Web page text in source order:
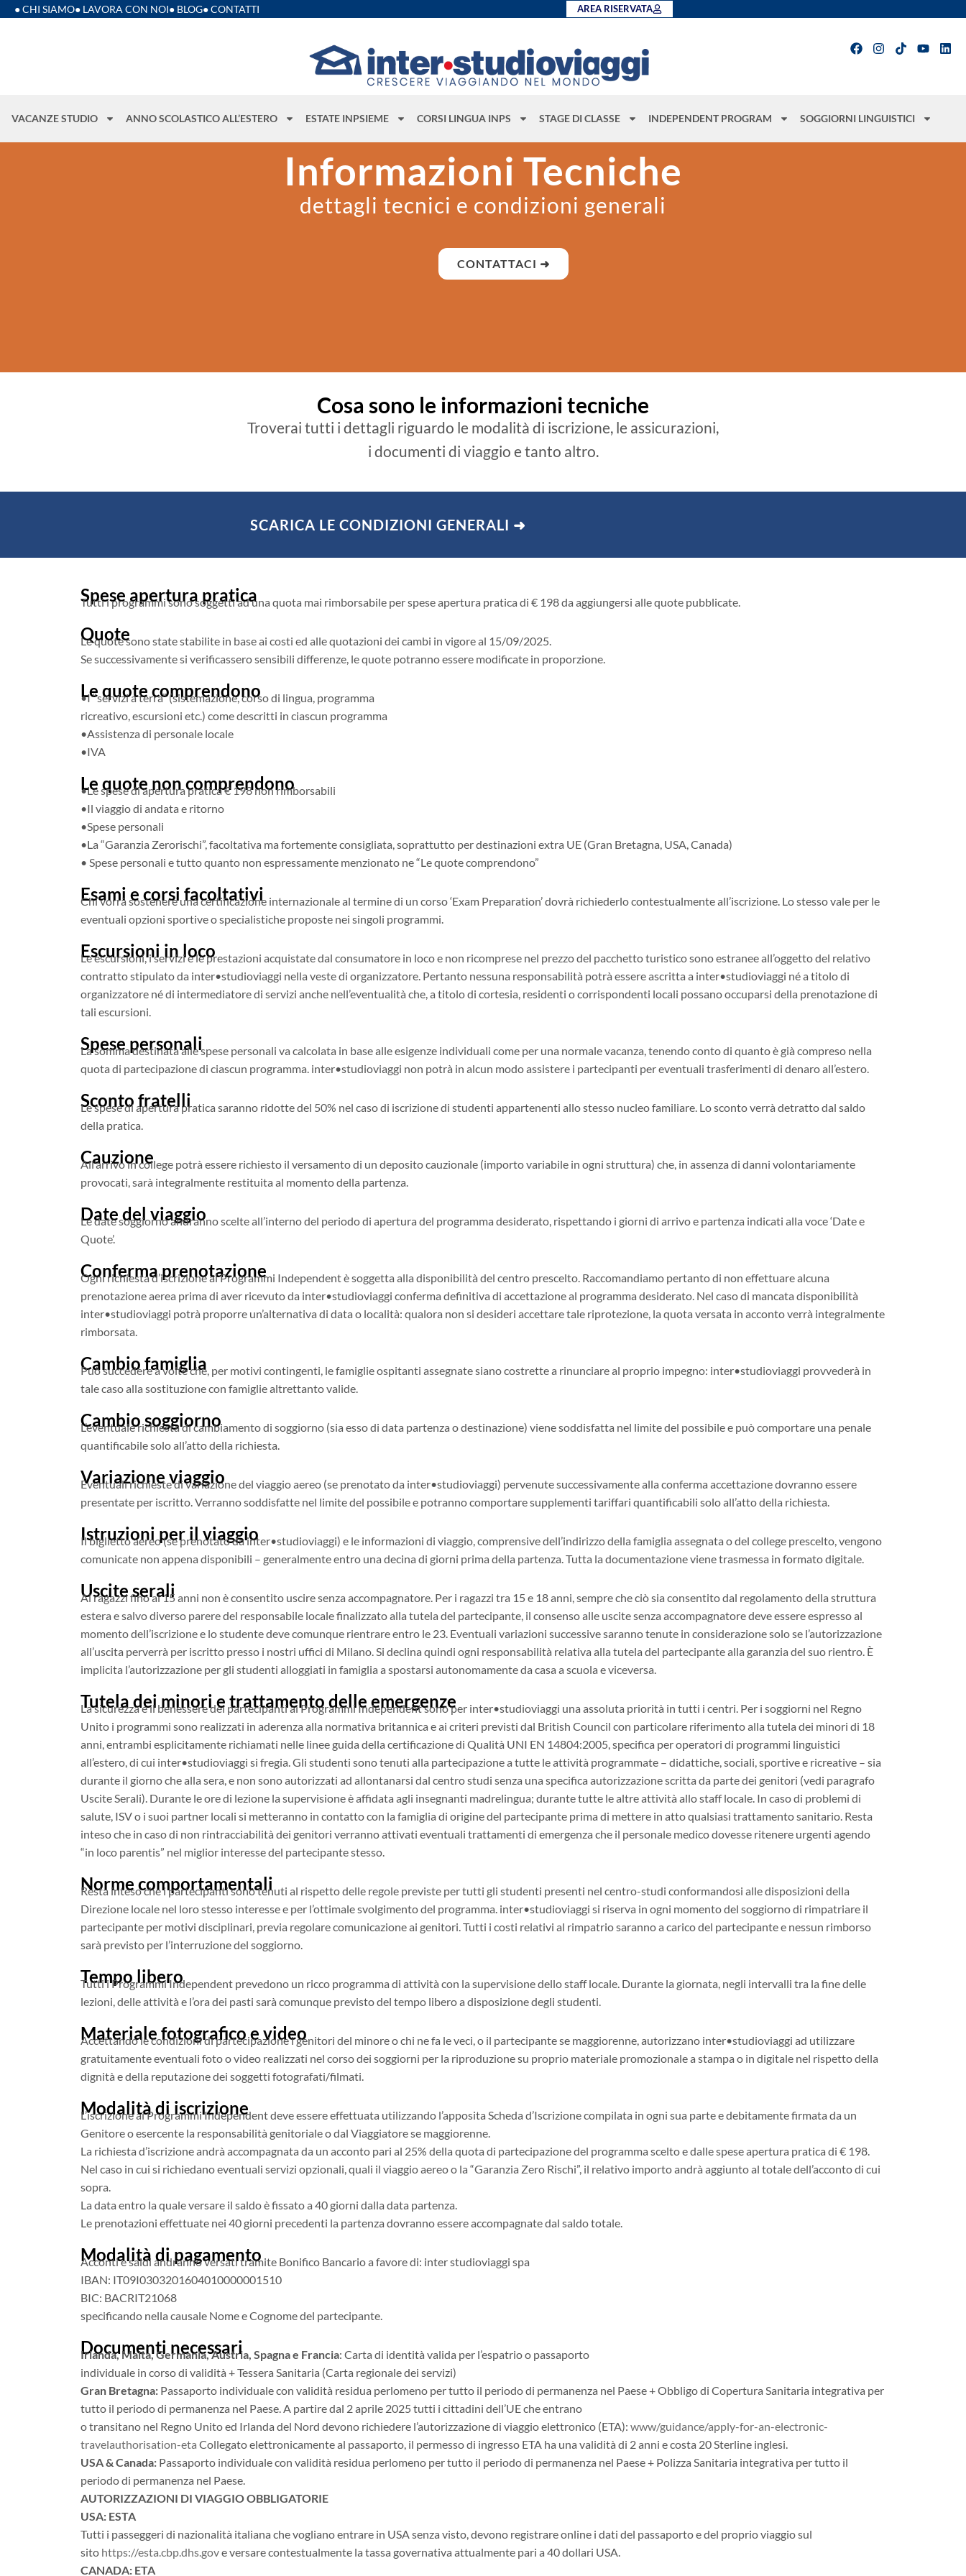
● CHI SIAMO● LAVORA CON NOI● BLOG● CONTATTI AREA RISERVATA
VACANZE STUDIO ANNO SCOLASTICO ALL’ESTERO ESTATE INPSIEME CORSI LINGUA INPS STAGE DI CLASSE INDEPENDENT PROGRAM SOGGIORNI LINGUISTICI
Informazioni Tecniche
dettagli tecnici e condizioni generali
CONTATTACI ➜
Cosa sono le informazioni tecniche
Troverai tutti i dettagli riguardo le modalità di iscrizione, le assicurazioni,
i documenti di viaggio e tanto altro.
SCARICA LE CONDIZIONI GENERALI ➜
Spese apertura pratica
Tutti i programmi sono soggetti ad una quota mai rimborsabile per spese apertura pratica di € 198 da aggiungersi alle quote pubblicate.
Quote
Le quote sono state stabilite in base ai costi ed alle quotazioni dei cambi in vigore al 15/09/2025.
Se successivamente si verificassero sensibili differenze, le quote potranno essere modificate in proporzione.
Le quote comprendono
•I “servizi a terra” (sistemazione, corso di lingua, programma
ricreativo, escursioni etc.) come descritti in ciascun programma
•Assistenza di personale locale
•IVA
Le quote non comprendono
•Le spese di apertura pratica € 198 non rimborsabili
•Il viaggio di andata e ritorno
•Spese personali
•La “Garanzia Zerorischi”, facoltativa ma fortemente consigliata, soprattutto per destinazioni extra UE (Gran Bretagna, USA, Canada)
• Spese personali e tutto quanto non espressamente menzionato ne “Le quote comprendono”
Esami e corsi facoltativi
Chi vorrà sostenere una certificazione internazionale al termine di un corso ‘Exam Preparation’ dovrà richiederlo contestualmente all’iscrizione. Lo stesso vale per le
eventuali opzioni sportive o specialistiche proposte nei singoli programmi.
Escursioni in loco
Le escursioni, i servizi e le prestazioni acquistate dal consumatore in loco e non ricomprese nel prezzo del pacchetto turistico sono estranee all’oggetto del relativo
contratto stipulato da inter•studioviaggi nella veste di organizzatore. Pertanto nessuna responsabilità potrà essere ascritta a inter•studioviaggi né a titolo di
organizzatore né di intermediatore di servizi anche nell’eventualità che, a titolo di cortesia, residenti o corrispondenti locali possano occuparsi della prenotazione di
tali escursioni.
Spese personali
La somma destinata alle spese personali va calcolata in base alle esigenze individuali come per una normale vacanza, tenendo conto di quanto è già compreso nella
quota di partecipazione di ciascun programma. inter•studioviaggi non potrà in alcun modo assistere i partecipanti per eventuali trasferimenti di denaro all’estero.
Sconto fratelli
Le spese di apertura pratica saranno ridotte del 50% nel caso di iscrizione di studenti appartenenti allo stesso nucleo familiare. Lo sconto verrà detratto dal saldo
della pratica.
Cauzione
All’arrivo in college potrà essere richiesto il versamento di un deposito cauzionale (importo variabile in ogni struttura) che, in assenza di danni volontariamente
provocati, sarà integralmente restituita al momento della partenza.
Date del viaggio
Le date soggiorno andranno scelte all’interno del periodo di apertura del programma desiderato, rispettando i giorni di arrivo e partenza indicati alla voce ‘Date e
Quote’.
Conferma prenotazione
Ogni richiesta d’iscrizione ai Programmi Independent è soggetta alla disponibilità del centro prescelto. Raccomandiamo pertanto di non effettuare alcuna
prenotazione aerea prima di aver ricevuto da inter•studioviaggi conferma definitiva di accettazione al programma desiderato. Nel caso di mancata disponibilità
inter•studioviaggi potrà proporre un’alternativa di data o località: qualora non si desideri accettare tale riprotezione, la quota versata in acconto verrà integralmente
rimborsata.
Cambio famiglia
Può succedere a volte che, per motivi contingenti, le famiglie ospitanti assegnate siano costrette a rinunciare al proprio impegno: inter•studioviaggi provvederà in
tale caso alla sostituzione con famiglie altrettanto valide.
Cambio soggiorno
L’eventuale richiesta di cambiamento di soggiorno (sia esso di data partenza o destinazione) viene soddisfatta nel limite del possibile e può comportare una penale
quantificabile solo all’atto della richiesta.
Variazione viaggio
Eventuali richieste di variazione del viaggio aereo (se prenotato da inter•studioviaggi) pervenute successivamente alla conferma accettazione dovranno essere
presentate per iscritto. Verranno soddisfatte nel limite del possibile e potranno comportare supplementi tariffari quantificabili solo all’atto della richiesta.
Istruzioni per il viaggio
Il biglietto aereo (se prenotato da inter•studioviaggi) e le informazioni di viaggio, comprensive dell’indirizzo della famiglia assegnata o del college prescelto, vengono
comunicate non appena disponibili – generalmente entro una decina di giorni prima della partenza. Tutta la documentazione viene trasmessa in formato digitale.
Uscite serali
Ai ragazzi fino ai 15 anni non è consentito uscire senza accompagnatore. Per i ragazzi tra 15 e 18 anni, sempre che ciò sia consentito dal regolamento della struttura
estera e salvo diverso parere del responsabile locale finalizzato alla tutela del partecipante, il consenso alle uscite senza accompagnatore deve essere espresso al
momento dell’iscrizione e lo studente deve comunque rientrare entro le 23. Eventuali variazioni successive saranno tenute in considerazione solo se l’autorizzazione
all’uscita perverrà per iscritto presso i nostri uffici di Milano. Si declina quindi ogni responsabilità relativa alla tutela del partecipante alla garanzia del suo rientro. È
implicita l’autorizzazione per gli studenti alloggiati in famiglia a spostarsi autonomamente da casa a scuola e viceversa.
Tutela dei minori e trattamento delle emergenze
La sicurezza e il benessere dei partecipanti ai Programmi Independent sono per inter•studioviaggi una assoluta priorità in tutti i centri. Per i soggiorni nel Regno
Unito i programmi sono realizzati in aderenza alla normativa britannica e ai criteri previsti dal British Council con particolare riferimento alla tutela dei minori di 18
anni, entrambi esplicitamente richiamati nelle linee guida della certificazione di Qualità UNI EN 14804:2005, specifica per operatori di programmi linguistici
all’estero, di cui inter•studioviaggi si fregia. Gli studenti sono tenuti alla partecipazione a tutte le attività programmate – didattiche, sociali, sportive e ricreative – sia
durante il giorno che alla sera, e non sono autorizzati ad allontanarsi dal centro studi senza una specifica autorizzazione scritta da parte dei genitori (vedi paragrafo
Uscite Serali). Durante le ore di lezione la supervisione è affidata agli insegnanti madrelingua; durante tutte le altre attività allo staff locale. In caso di problemi di
salute, ISV o i suoi partner locali si metteranno in contatto con la famiglia di origine del partecipante prima di mettere in atto qualsiasi trattamento sanitario. Resta
inteso che in caso di non rintracciabilità dei genitori verranno attivati eventuali trattamenti di emergenza che il personale medico dovesse ritenere urgenti agendo
“in loco parentis” nel miglior interesse del partecipante stesso.
Norme comportamentali
Resta inteso che i partecipanti sono tenuti al rispetto delle regole previste per tutti gli studenti presenti nel centro-studi conformandosi alle disposizioni della
Direzione locale nel loro stesso interesse e per l’ottimale svolgimento del programma. inter•studioviaggi si riserva in ogni momento del soggiorno di rimpatriare il
partecipante per motivi disciplinari, previa regolare comunicazione ai genitori. Tutti i costi relativi al rimpatrio saranno a carico del partecipante e nessun rimborso
sarà previsto per l’interruzione del soggiorno.
Tempo libero
Tutti i Programmi Independent prevedono un ricco programma di attività con la supervisione dello staff locale. Durante la giornata, negli intervalli tra la fine delle
lezioni, delle attività e l’ora dei pasti sarà comunque previsto del tempo libero a disposizione degli studenti.
Materiale fotografico e video
Accettando le condizioni di partecipazione i genitori del minore o chi ne fa le veci, o il partecipante se maggiorenne, autorizzano inter•studioviaggi ad utilizzare
gratuitamente eventuali foto o video realizzati nel corso dei soggiorni per la riproduzione su proprio materiale promozionale a stampa o in digitale nel rispetto della
dignità e della reputazione dei soggetti fotografati/filmati.
Modalità di iscrizione
L’iscrizione ai Programmi Independent deve essere effettuata utilizzando l’apposita Scheda d’Iscrizione compilata in ogni sua parte e debitamente firmata da un
Genitore o esercente la responsabilità genitoriale o dal Viaggiatore se maggiorenne.
La richiesta d’iscrizione andrà accompagnata da un acconto pari al 25% della quota di partecipazione del programma scelto e dalle spese apertura pratica di € 198.
Nel caso in cui si richiedano eventuali servizi opzionali, quali il viaggio aereo o la “Garanzia Zero Rischi”, il relativo importo andrà aggiunto al totale dell’acconto di cui
sopra.
La data entro la quale versare il saldo è fissato a 40 giorni dalla data partenza.
Le prenotazioni effettuate nei 40 giorni precedenti la partenza dovranno essere accompagnate dal saldo totale.
Modalità di pagamento
Acconti e saldi andranno versati tramite Bonifico Bancario a favore di: inter studioviaggi spa
IBAN: IT09I0303201604010000001510
BIC: BACRIT21068
specificando nella causale Nome e Cognome del partecipante.
Documenti necessari
Irlanda, Malta, Germania, Austria, Spagna e Francia: Carta di identità valida per l’espatrio o passaporto
individuale in corso di validità + Tessera Sanitaria (Carta regionale dei servizi)
Gran Bretagna: Passaporto individuale con validità residua perlomeno per tutto il periodo di permanenza nel Paese + Obbligo di Copertura Sanitaria integrativa per
tutto il periodo di permanenza nel Paese. A partire dal 2 aprile 2025 tutti i cittadini dell’UE che entrano
o transitano nel Regno Unito ed Irlanda del Nord devono richiedere l’autorizzazione di viaggio elettronico (ETA): www/guidance/apply-for-an-electronic-
travelauthorisation-eta Collegato elettronicamente al passaporto, il permesso di ingresso ETA ha una validità di 2 anni e costa 20 Sterline inglesi.
USA & Canada: Passaporto individuale con validità residua perlomeno per tutto il periodo di permanenza nel Paese + Polizza Sanitaria integrativa per tutto il
periodo di permanenza nel Paese.
AUTORIZZAZIONI DI VIAGGIO OBBLIGATORIE
USA: ESTA
Tutti i passeggeri di nazionalità italiana che vogliano entrare in USA senza visto, devono registrare online i dati del passaporto e del proprio viaggio sul
sito https://esta.cbp.dhs.gove versare contestualmente la tassa governativa attualmente pari a 40 dollari USA.
CANADA: ETA